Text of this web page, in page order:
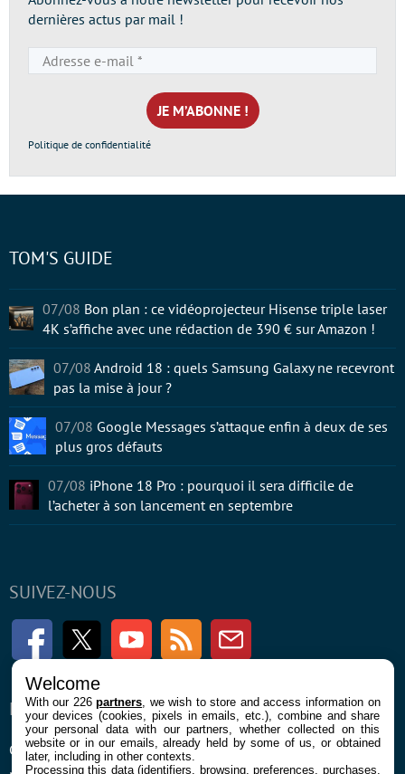
dernières actus par mail !
e-
mail
*
Politique de confidentialité
SUIVEZ-NOUS
FacebookTwitter Youtube RSS Newsletter
ENTREPRISE
Confidentialité et Cookies
À PROPOS
Contact
TOM'S GUIDE
07/08 Bon plan : ce vidéoprojecteur Hisense triple laser
4K s’affiche avec une rédaction de 390 € sur Amazon !
07/08 Android 18 : quels Samsung Galaxy ne recevront
pas la mise à jour ?
07/08 Google Messages s’attaque enfin à deux de ses
plus gros défauts
07/08 iPhone 18 Pro : pourquoi il sera difficile de
l’acheter à son lancement en septembre
Welcome
With our 226partners , we wish to store and access information on
your devices (cookies, pixels in emails, etc.), combine and share
your personal data with our partners, whether collected on this
website or in our emails, already held by some of us, or obtained
later, including in other contexts.
Processing this data (identifiers, browsing, preferences, purchases,